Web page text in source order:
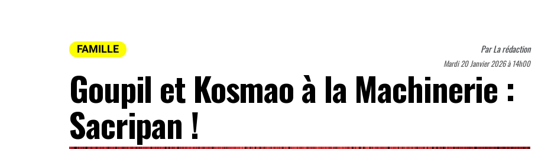
FAMILLE ParLa rédaction
Mardi 20 Janvier 2026 à 14h00
Goupil et Kosmao à la Machinerie :
Sacripan !